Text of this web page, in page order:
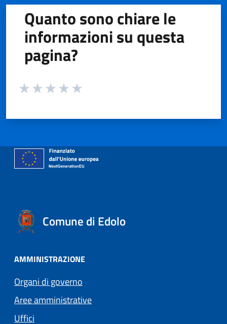
Quanto sono chiare le
informazioni su questa
pagina?
Valuta da 1 a 5 stelle la pagina
Comune di Edolo
AMMINISTRAZIONE
Organi di governo
Aree amministrative
Uffici